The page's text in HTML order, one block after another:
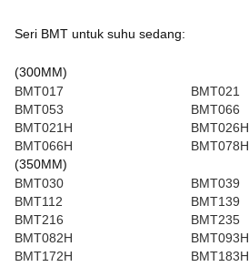
Seri BMT untuk suhu sedang:
(300MM)
BMT017
BMT021
BMT053
BMT066
BMT021H
BMT026H
BMT066H
BMT078H
(350MM)
BMT030
BMT039
BMT112
BMT139
BMT216
BMT235
BMT082H
BMT093H
BMT172H
BMT183H